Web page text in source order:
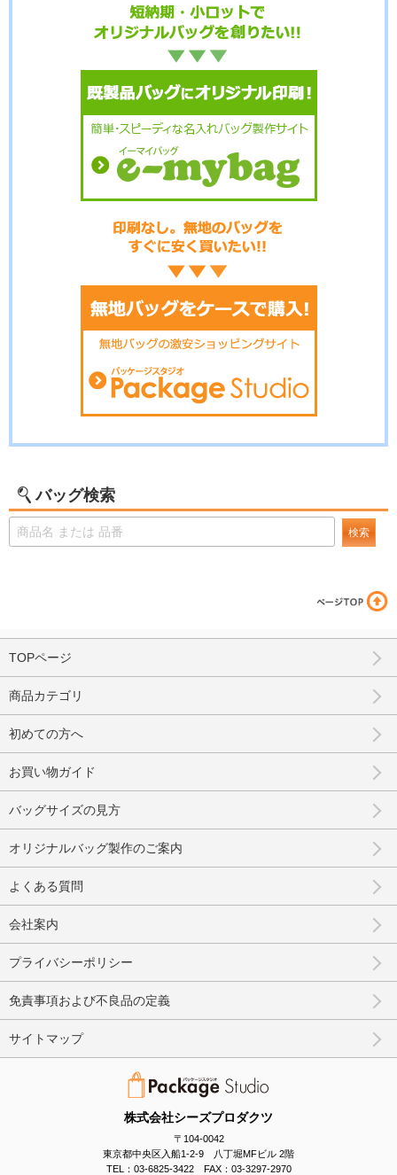
バッグ検索
検索
株式会社シーズプロダクツ
〒104-0042
東京都中央区入船1-2-9 八丁堀MFビル 2階
TEL：03-6825-3422 FAX：03-3297-2970
TOPページ
商品カテゴリ
初めての方へ
お買い物ガイド
バッグサイズの見方
オリジナルバッグ製作のご案内
よくある質問
会社案内
プライバシーポリシー
免責事項および不良品の定義
サイトマップ